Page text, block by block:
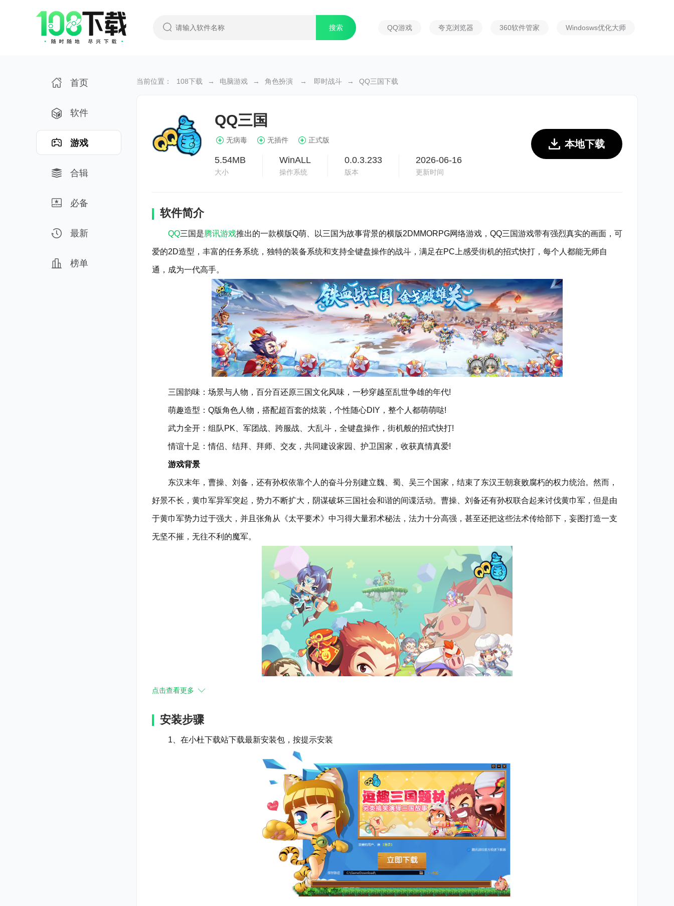
QQ游戏 夸克浏览器 360软件管家 Windosws优化大师
首页
软件
游戏
合辑
必备
最新
榜单
当前位置： 108下载 → 电脑游戏 → 角色扮演 → 即时战斗 → QQ三国下载
QQ三国
无病毒 无插件 正式版
5.54MB
大小
WinALL
操作系统
0.0.3.233
版本
2026-06-16
更新时间
本地下载
软件简介
QQ三国是腾讯游戏推出的一款横版Q萌、以三国为故事背景的横版2DMMORPG网络游戏，QQ三国游戏带有强烈真实的画面，可
爱的2D造型，丰富的任务系统，独特的装备系统和支持全键盘操作的战斗，满足在PC上感受街机的招式快打，每个人都能无师自
通，成为一代高手。
三国韵味：场景与人物，百分百还原三国文化风味，一秒穿越至乱世争雄的年代!
萌趣造型：Q版角色人物，搭配超百套的炫装，个性随心DIY，整个人都萌萌哒!
武力全开：组队PK、军团战、跨服战、大乱斗，全键盘操作，街机般的招式快打!
情谊十足：情侣、结拜、拜师、交友，共同建设家园、护卫国家，收获真情真爱!
游戏背景
东汉末年，曹操、刘备，还有孙权依靠个人的奋斗分别建立魏、蜀、吴三个国家，结束了东汉王朝衰败腐朽的权力统治。然而，
好景不长，黄巾军异军突起，势力不断扩大，阴谋破坏三国社会和谐的间谍活动。曹操、刘备还有孙权联合起来讨伐黄巾军，但是由
于黄巾军势力过于强大，并且张角从《太平要术》中习得大量邪术秘法，法力十分高强，甚至还把这些法术传给部下，妄图打造一支
无坚不摧，无往不利的魔军。
而三个国家分别对渗透入各国的黄巾军的观察研究，这些匪军果然得到妖术的辅助，实力大增，魏蜀吴三国在司马懿、诸葛亮以
及周瑜的号召下，征召国内一流勇士，正式讨伐黄巾军，联军寡不敌众，眼看三国联军死伤无数，招募无人的境地。魏蜀吴三国召开
机要会议，决定以诸葛亮为首的所有精通玄门法术的术士齐集于成都七星法坛，征召现今时代的热血之士，跨越时空，进入金戈铁马
的三国时期，进行第二次北伐，共同讨伐黄巾贼，彻底瓦解其黑暗势力。
点击查看更多
安装步骤
1、在小杜下载站下载最新安装包，按提示安装